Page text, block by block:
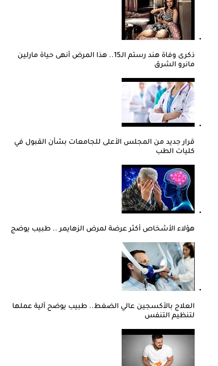
ذكرى وفاة هند رستم الـ15.. هذا المرض أنهى حياة مارلين
مانرو الشرق
قرار جديد من المجلس الأعلى للجامعات بشأن القبول في
كليات الطب
هؤلاء الأشخاص أكثر عرضة لمرض الزهايمر .. طبيب يوضج
العلاج بالأكسجين عالي الضغط.. طبيب يوضح آلية عملها
لتنظيم التنفس